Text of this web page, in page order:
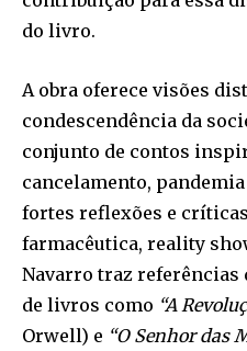
do livro.
A obra oferece visões
condescendência da
conjunto de contos
cancelamento,
fortes reflexões e
farmacêutica, reality
Navarro traz referências
de livros como “A
Orwell) e “O Senhor das